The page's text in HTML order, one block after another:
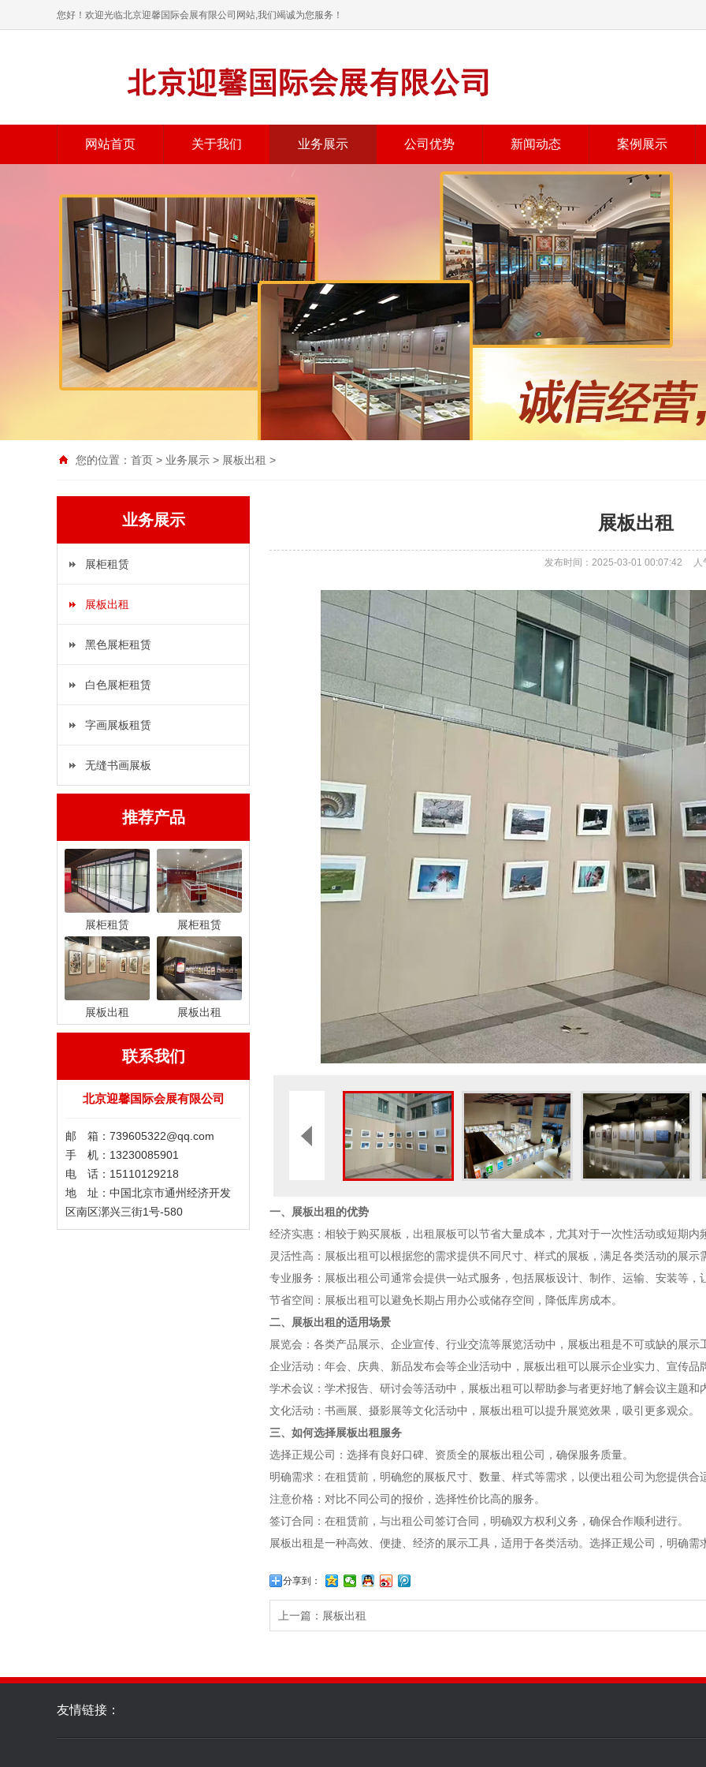
您好！欢迎光临北京迎馨国际会展有限公司网站,我们竭诚为您服务！
网站首页 关于我们 业务展示 公司优势 新闻动态 案例展示
您的位置： 首页 > 业务展示 > 展板出租 >
业务展示
展柜租赁
展板出租
黑色展柜租赁
白色展柜租赁
字画展板租赁
无缝书画展板
推荐产品
展柜租赁 展柜租赁
展板出租 展板出租
联系我们
北京迎馨国际会展有限公司
邮 箱：739605322@qq.com
手 机：13230085901
电 话：15110129218
地 址：中国北京市通州经济开发
区南区漷兴三街1号-580
展板出租
发布时间：2025-03-01 00:07:42 人
一、展板出租的优势
经济实惠：相较于购买展板，出租展板可以节省大量成本，尤其对于一次性活动或短期
灵活性高：展板出租可以根据您的需求提供不同尺寸、样式的展板，满足各类活动的展示
专业服务：展板出租公司通常会提供一站式服务，包括展板设计、制作、运输、安装等，
节省空间：展板出租可以避免长期占用办公或储存空间，降低库房成本。
二、展板出租的适用场景
展览会：各类产品展示、企业宣传、行业交流等展览活动中，展板出租是不可或缺的展示
企业活动：年会、庆典、新品发布会等企业活动中，展板出租可以展示企业实力、宣传品
学术会议：学术报告、研讨会等活动中，展板出租可以帮助参与者更好地了解会议主题和
文化活动：书画展、摄影展等文化活动中，展板出租可以提升展览效果，吸引更多观众。
三、如何选择展板出租服务
选择正规公司：选择有良好口碑、资质全的展板出租公司，确保服务质量。
明确需求：在租赁前，明确您的展板尺寸、数量、样式等需求，以便出租公司为您提供合
注意价格：对比不同公司的报价，选择性价比高的服务。
签订合同：在租赁前，与出租公司签订合同，明确双方权利义务，确保合作顺利进行。
展板出租是一种高效、便捷、经济的展示工具，适用于各类活动。选择正规公司，明确
分享到：
上一篇： 展板出租
友情链接：